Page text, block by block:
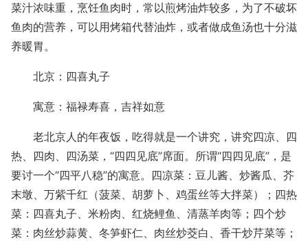
菜汁浓味重，烹饪鱼肉时，常以煎烤油炸较多，为了不破坏
鱼肉的营养，可以用烤箱代替油炸，或者做成鱼汤也十分滋
养暖胃。
北京：四喜丸子
寓意：福禄寿喜，吉祥如意
老北京人的年夜饭，吃得就是一个讲究，讲究四凉、四
热、四肉、四汤菜，“四四见底”席面。所谓“四四见底”，是
要讨一个“四平八稳”的寓意。四凉菜：豆儿酱、炒酱瓜、芥
末墩、万紫千红（菠菜、胡萝卜、鸡蛋丝等大拌菜）；四热
菜：四喜丸子、米粉肉、红烧鲤鱼、清蒸羊肉等；四个炒
菜：肉丝炒蒜黄、冬笋虾仁、肉丝炒茭白、香干炒芹菜等；